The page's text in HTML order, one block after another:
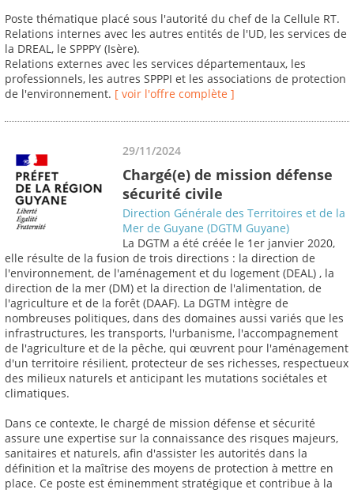
Poste thématique placé sous l'autorité du chef de la Cellule RT.
Relations internes avec les autres entités de l'UD, les services de
la DREAL, le SPPPY (Isère).
Relations externes avec les services départementaux, les
professionnels, les autres SPPPI et les associations de protection
de l'environnement. [ voir l'offre complète ]
29/11/2024
Chargé(e) de mission défense
sécurité civile
Direction Générale des Territoires et de la
Mer de Guyane (DGTM Guyane)
La DGTM a été créée le 1er janvier 2020,
elle résulte de la fusion de trois directions : la direction de
l'environnement, de l'aménagement et du logement (DEAL) , la
direction de la mer (DM) et la direction de l'alimentation, de
l'agriculture et de la forêt (DAAF). La DGTM intègre de
nombreuses politiques, dans des domaines aussi variés que les
infrastructures, les transports, l'urbanisme, l'accompagnement
de l'agriculture et de la pêche, qui œuvrent pour l'aménagement
d'un territoire résilient, protecteur de ses richesses, respectueux
des milieux naturels et anticipant les mutations sociétales et
climatiques.
Dans ce contexte, le chargé de mission défense et sécurité
assure une expertise sur la connaissance des risques majeurs,
sanitaires et naturels, afin d'assister les autorités dans la
définition et la maîtrise des moyens de protection à mettre en
place. Ce poste est éminemment stratégique et contribue à la